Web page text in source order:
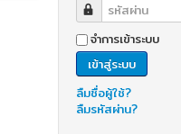
รหัสผ่าน
จำการเข้าระบบ
เข้าสู่ระบบ
ลืมชื่อผู้ใช้?
ลืมรหัสผ่าน?